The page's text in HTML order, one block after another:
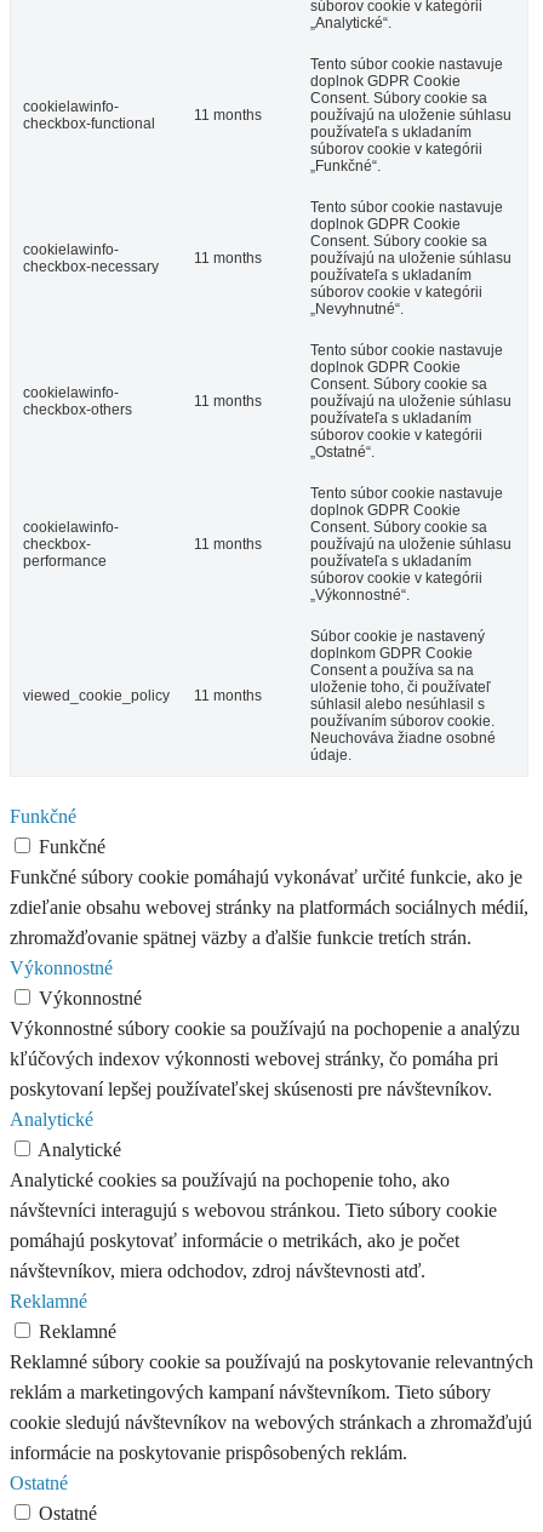
súborov cookie v kategórii
„Analytické“.
cookielawinfo-
checkbox-functional
11 months
Tento súbor cookie nastavuje
doplnok GDPR Cookie
Consent. Súbory cookie sa
používajú na uloženie súhlasu
používateľa s ukladaním
súborov cookie v kategórii
„Funkčné“.
cookielawinfo-
checkbox-necessary
11 months
Tento súbor cookie nastavuje
doplnok GDPR Cookie
Consent. Súbory cookie sa
používajú na uloženie súhlasu
používateľa s ukladaním
súborov cookie v kategórii
„Nevyhnutné“.
cookielawinfo-
checkbox-others
11 months
Tento súbor cookie nastavuje
doplnok GDPR Cookie
Consent. Súbory cookie sa
používajú na uloženie súhlasu
používateľa s ukladaním
súborov cookie v kategórii
„Ostatné“.
cookielawinfo-
checkbox-
performance
11 months
Tento súbor cookie nastavuje
doplnok GDPR Cookie
Consent. Súbory cookie sa
používajú na uloženie súhlasu
používateľa s ukladaním
súborov cookie v kategórii
„Výkonnostné“.
viewed_cookie_policy 11 months
Súbor cookie je nastavený
doplnkom GDPR Cookie
Consent a používa sa na
uloženie toho, či používateľ
súhlasil alebo nesúhlasil s
používaním súborov cookie.
Neuchováva žiadne osobné
údaje.
Funkčné
Funkčné
Funkčné súbory cookie pomáhajú vykonávať určité funkcie, ako je
zdieľanie obsahu webovej stránky na platformách sociálnych médií,
zhromažďovanie spätnej väzby a ďalšie funkcie tretích strán.
Výkonnostné
Výkonnostné
Výkonnostné súbory cookie sa používajú na pochopenie a analýzu
kľúčových indexov výkonnosti webovej stránky, čo pomáha pri
poskytovaní lepšej používateľskej skúsenosti pre návštevníkov.
Analytické
Analytické
Analytické cookies sa používajú na pochopenie toho, ako
návštevníci interagujú s webovou stránkou. Tieto súbory cookie
pomáhajú poskytovať informácie o metrikách, ako je počet
návštevníkov, miera odchodov, zdroj návštevnosti atď.
Reklamné
Reklamné
Reklamné súbory cookie sa používajú na poskytovanie relevantných
reklám a marketingových kampaní návštevníkom. Tieto súbory
cookie sledujú návštevníkov na webových stránkach a zhromažďujú
informácie na poskytovanie prispôsobených reklám.
Ostatné
Ostatné